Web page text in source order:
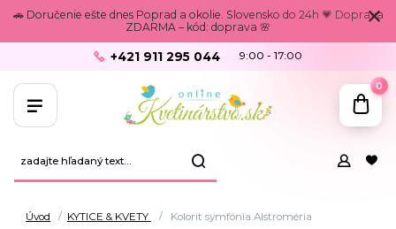
🚗 Doručenie ešte dnes Poprad a okolie. Slovensko do 24h 💗 Doprava
ZDARMA – kód: doprava 🌸
+421 911 295 044 9:00 - 17:00
0
Úvod KYTICE & KVETY Kolorit symfónia Alstroméria